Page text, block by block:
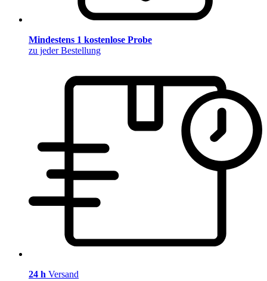
Mindestens 1 kostenlose Probe
zu jeder Bestellung
24 h Versand